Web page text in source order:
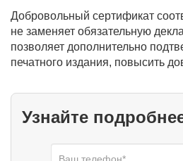
Добровольный сертификат
не заменяет обязательную
позволяет дополнительно
печатного издания, повысить
Узнайте